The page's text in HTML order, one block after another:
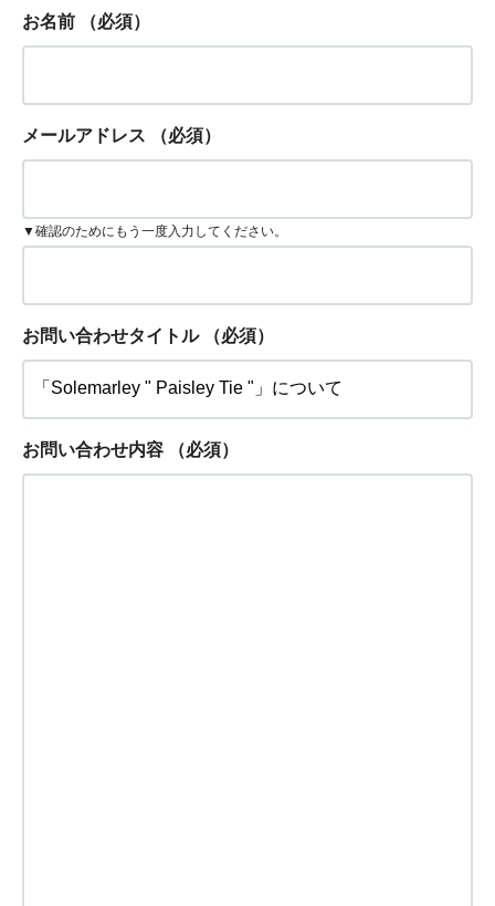
お名前 （必須）
メールアドレス （必須）
▼確認のためにもう一度入力してください。
お問い合わせタイトル （必須）
お問い合わせ内容 （必須）